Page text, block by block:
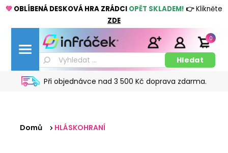
💚 OBLÍBENÁ DESKOVÁ HRA ZRÁDCI OPĚT SKLADEM! 👉Klikněte
ZDE
Při objednávce nad 3 500 Kč doprava zdarma.
0
Domů HLÁSKOHRANÍ